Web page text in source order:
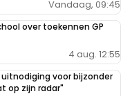
Vandaag, 09:45
over toekennen GP
4 aug. 12:55
voor bijzonder
op zijn radar"